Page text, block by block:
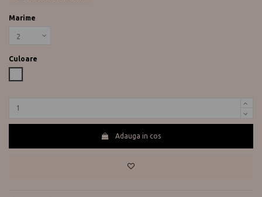
Marime
Culoare
Adauga in cos